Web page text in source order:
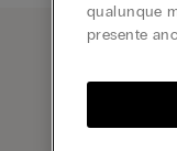
Iscriviti
qualunque
presente